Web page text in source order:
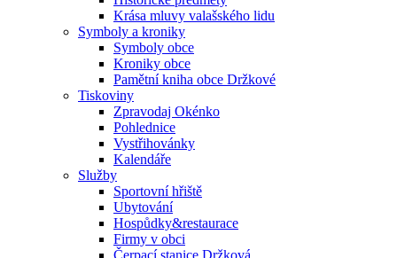
Krása mluvy valašského lidu
Symboly a kroniky
Symboly obce
Kroniky obce
Pamětní kniha obce Držkové
Tiskoviny
Zpravodaj Okénko
Pohlednice
Vystřihovánky
Kalendáře
Služby
Sportovní hřiště
Ubytování
Hospůdky&restaurace
Firmy v obci
Čerpací stanice Držková